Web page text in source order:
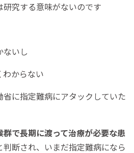
究する意味がないのです
ないし
わからない
に指定難病にアタックしていた
群で長期に渡って治療が必要な患
判断され、いまだ指定難病になら